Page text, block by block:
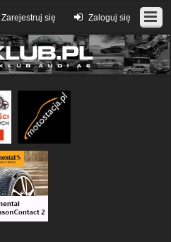
Zaloguj się
Zarejestruj się